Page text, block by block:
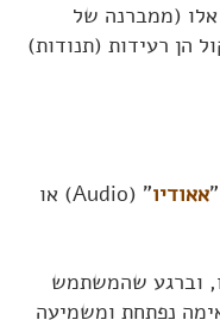
אלו (ממברנה של
הן רעידות (תנודות)
אאודיו
" (Audio) או
וברגע שהמשתמש
נפתחת ומשמיעה